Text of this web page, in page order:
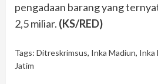
pengadaan barang yang
2,5 miliar. (KS/RED)
Tags: Ditreskrimsus, Inka Madiun, Inka
Jatim